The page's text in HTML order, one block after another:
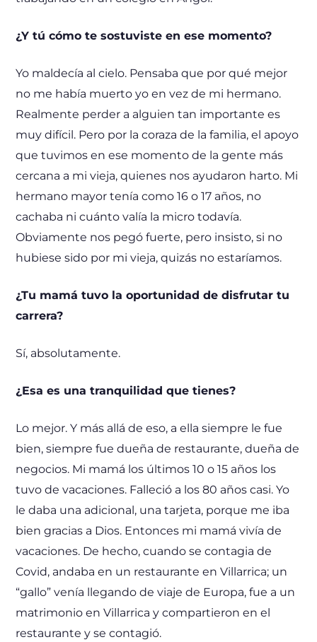
¿Y tú cómo te sostuviste en ese momento?
Yo maldecía al cielo. Pensaba que por qué mejor
no me había muerto yo en vez de mi hermano.
Realmente perder a alguien tan importante es
muy difícil. Pero por la coraza de la familia, el apoyo
que tuvimos en ese momento de la gente más
cercana a mi vieja, quienes nos ayudaron harto. Mi
hermano mayor tenía como 16 o 17 años, no
cachaba ni cuánto valía la micro todavía.
Obviamente nos pegó fuerte, pero insisto, si no
hubiese sido por mi vieja, quizás no estaríamos.
¿Tu mamá tuvo la oportunidad de disfrutar tu
carrera?
Sí, absolutamente.
¿Esa es una tranquilidad que tienes?
Lo mejor. Y más allá de eso, a ella siempre le fue
bien, siempre fue dueña de restaurante, dueña de
negocios. Mi mamá los últimos 10 o 15 años los
tuvo de vacaciones. Falleció a los 80 años casi. Yo
le daba una adicional, una tarjeta, porque me iba
bien gracias a Dios. Entonces mi mamá vivía de
vacaciones. De hecho, cuando se contagia de
Covid, andaba en un restaurante en Villarrica; un
“gallo” venía llegando de viaje de Europa, fue a un
matrimonio en Villarrica y compartieron en el
restaurante y se contagió.